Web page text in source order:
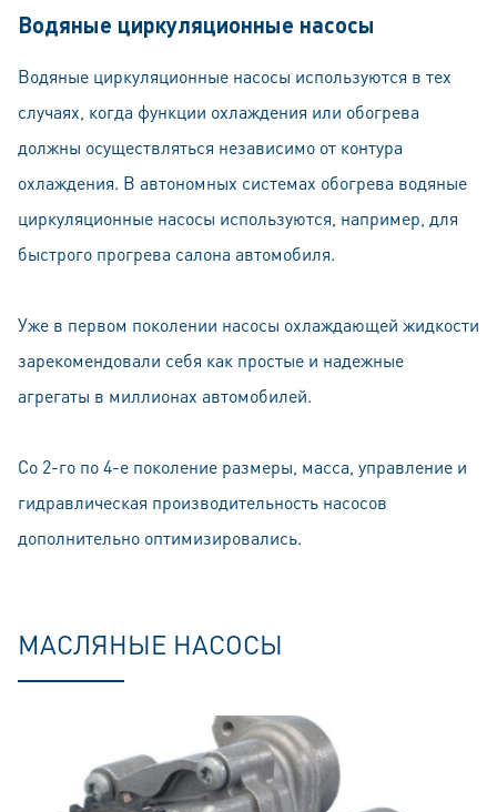
Водяные циркуляционные насосы
Водяные циркуляционные насосы используются в тех
случаях, когда функции охлаждения или обогрева
должны осуществляться независимо от контура
охлаждения. В автономных системах обогрева водяные
циркуляционные насосы используются, например, для
быстрого прогрева салона автомобиля.
Уже в первом поколении насосы охлаждающей жидкости
зарекомендовали себя как простые и надежные
агрегаты в миллионах автомобилей.
Со 2-го по 4-е поколение размеры, масса, управление и
гидравлическая производительность насосов
дополнительно оптимизировались.
МАСЛЯНЫЕ НАСОСЫ